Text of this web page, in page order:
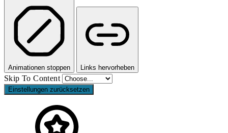
Animationen stoppen Links hervorheben
Skip To Content
Einstellungen zurücksetzen